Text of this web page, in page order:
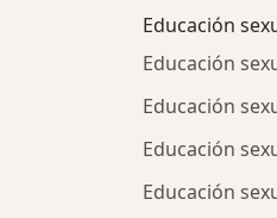
Educación
Educación
Educación
Educación
Educación